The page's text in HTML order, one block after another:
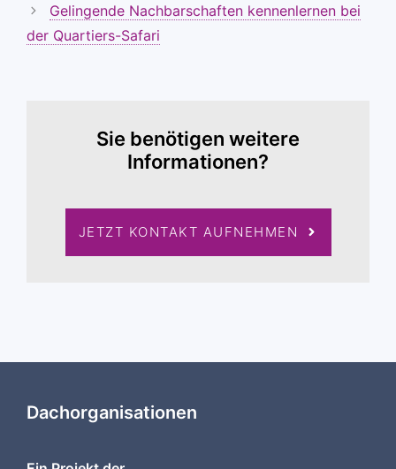
Gelingende Nachbarschaften kennenlernen bei
der Quartiers-Safari
Sie benötigen weitere
Informationen?
JETZT KONTAKT AUFNEHMEN
Dachorganisationen